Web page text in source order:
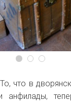
что в
анфилады,